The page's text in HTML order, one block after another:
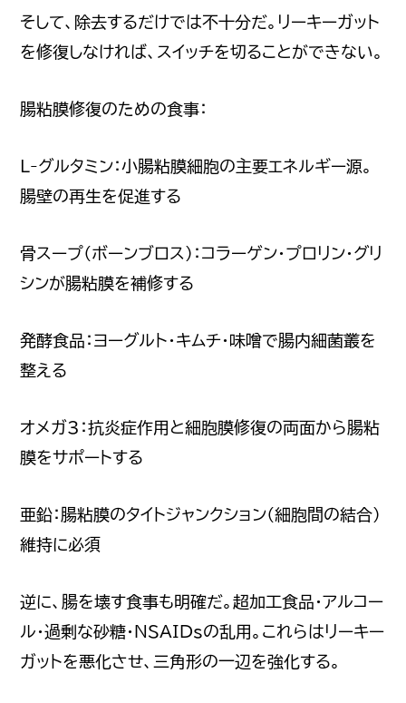
そして、除去するだけでは不十分だ。リーキーガット
を修復しなければ、スイッチを切ることができない。
腸粘膜修復のための食事：
L-グルタミン：小腸粘膜細胞の主要エネルギー源。
腸壁の再生を促進する
骨スープ（ボーンブロス）：コラーゲン・プロリン・グリ
シンが腸粘膜を補修する
発酵食品：ヨーグルト・キムチ・味噌で腸内細菌叢を
整える
オメガ3：抗炎症作用と細胞膜修復の両面から腸粘
膜をサポートする
亜鉛：腸粘膜のタイトジャンクション（細胞間の結合）
維持に必須
逆に、腸を壊す食事も明確だ。超加工食品・アルコー
ル・過剰な砂糖・NSAIDsの乱用。これらはリーキー
ガットを悪化させ、三角形の一辺を強化する。